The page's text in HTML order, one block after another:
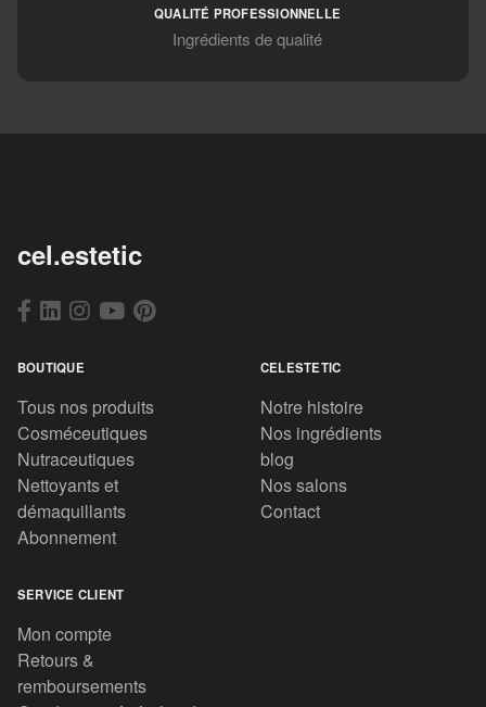
QUALITÉ PROFESSIONNELLE
Ingrédients de qualité
cel.estetic
BOUTIQUE
Tous nos produits
Cosméceutiques
Nutraceutiques
Nettoyants et
démaquillants
Abonnement
CELESTETIC
Notre histoire
Nos ingrédients
blog
Nos salons
Contact
SERVICE CLIENT
Mon compte
Retours &
remboursements